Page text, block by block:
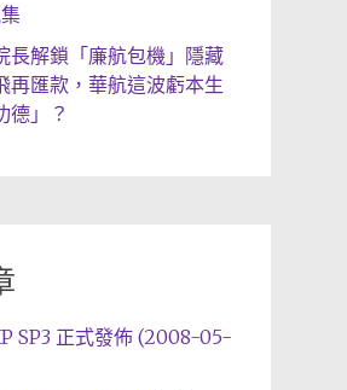
長解鎖「廉航包機」隱藏
再匯款，華航這波虧本生
德」？
SP3 正式發佈 (2008-05-